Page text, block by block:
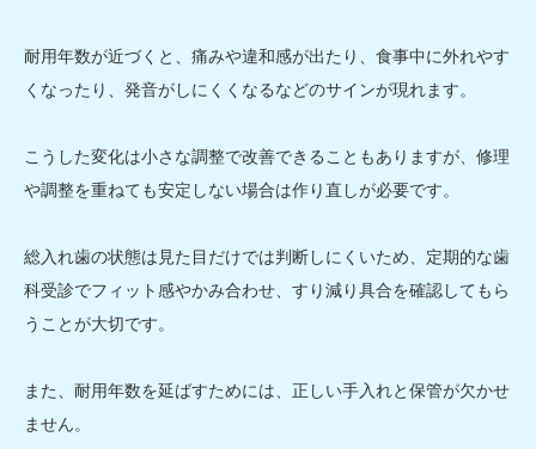
耐用年数が近づくと、痛みや違和感が出たり、食事中に外れやす
くなったり、発音がしにくくなるなどのサインが現れます。
こうした変化は小さな調整で改善できることもありますが、修理
や調整を重ねても安定しない場合は作り直しが必要です。
総入れ歯の状態は見た目だけでは判断しにくいため、定期的な歯
科受診でフィット感やかみ合わせ、すり減り具合を確認してもら
うことが大切です。
また、耐用年数を延ばすためには、正しい手入れと保管が欠かせ
ません。